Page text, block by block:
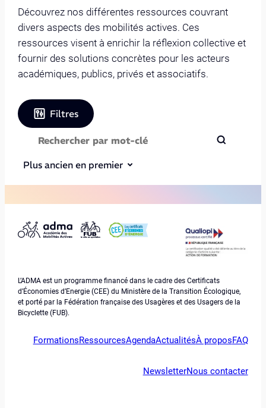
Découvrez nos différentes ressources couvrant
divers aspects des mobilités actives. Ces
ressources visent à enrichir la réflexion collective et
fournir des solutions concrètes pour les acteurs
académiques, publics, privés et associatifs.
Filtres
Plus ancien en premier
L’ADMA est un programme financé dans le cadre des Certificats
d’Économies d’Energie (CEE) du Ministère de la Transition Écologique,
et porté par la Fédération française des Usagères et des Usagers de la
Bicyclette (FUB).
FormationsRessourcesAgendaActualitésÀ proposFAQ
NewsletterNous contacter